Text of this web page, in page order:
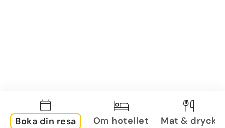
Boka din resa Om hotellet Mat & dryck